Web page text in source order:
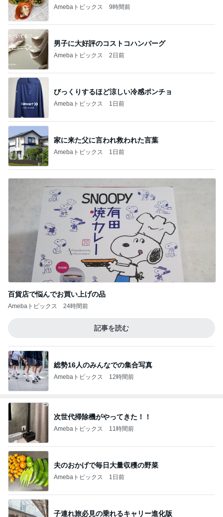
Amebaトピックス 9時間前
男子に大好評のコストコハンバーグ
Amebaトピックス 2日前
びっくりするほど涼しい冷感ポンチョ
Amebaトピックス 1日前
家に来た父に言われ救われた言葉
Amebaトピックス 1日前
百貨店で悩んでお買い上げの品
Amebaトピックス 24時間前
記事を読む
総勢16人のみんなでの集合写真
Amebaトピックス 12時間前
次世代掃除機がやってきた！！
Amebaトピックス 11時間前
夫のおかげで毎日大量収穫の野菜
Amebaトピックス 1日前
子連れ旅必見の乗れるキャリー進化版